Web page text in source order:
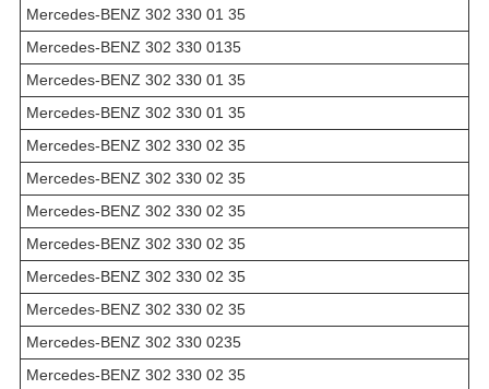
Mercedes-BENZ 302 330 01 35
Mercedes-BENZ 302 330 0135
Mercedes-BENZ 302 330 01 35
Mercedes-BENZ 302 330 01 35
Mercedes-BENZ 302 330 02 35
Mercedes-BENZ 302 330 02 35
Mercedes-BENZ 302 330 02 35
Mercedes-BENZ 302 330 02 35
Mercedes-BENZ 302 330 02 35
Mercedes-BENZ 302 330 02 35
Mercedes-BENZ 302 330 0235
Mercedes-BENZ 302 330 02 35